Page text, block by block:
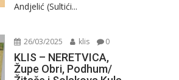
Andjelić (Sultići...
26/03/2025 klis 0
KLIS – NERETVICA,
Župe Obri, Podhum/